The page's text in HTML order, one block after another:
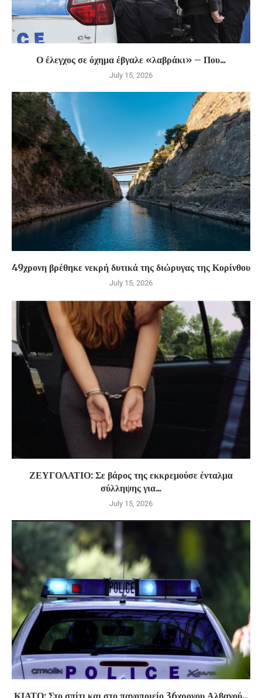
Ο έλεγχος σε όχημα έβγαλε «λαβράκι» – Που...
July 15, 2026
49χρονη βρέθηκε νεκρή δυτικά της διώρυγας της Κορίνθου
July 15, 2026
ΖΕΥΓΟΛΑΤΙΟ: Σε βάρος της εκκρεμούσε ένταλμα
σύλληψης για...
July 15, 2026